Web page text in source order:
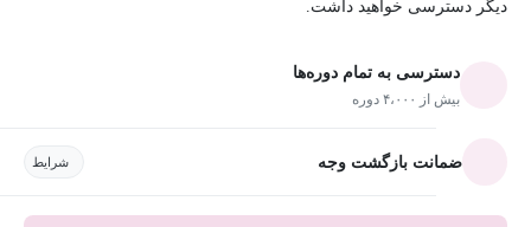
دیگر دسترسی خواهید داشت.
دسترسی به تمام دوره‌ها
بیش از ۴،۰۰۰ دوره
ضمانت بازگشت وجه شرایط